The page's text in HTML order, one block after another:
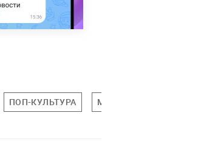
ПОП-КУЛЬТУРА МОСКВА